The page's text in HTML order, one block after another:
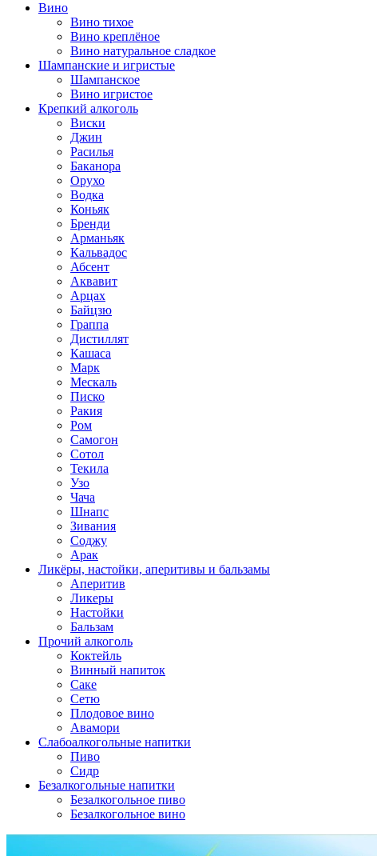
Вино
Вино тихое
Вино креплёное
Вино натуральное сладкое
Шампанские и игристые
Шампанское
Вино игристое
Крепкий алкоголь
Виски
Джин
Расилья
Баканора
Орухо
Водка
Коньяк
Бренди
Арманьяк
Кальвадос
Абсент
Аквавит
Арцах
Байцзю
Граппа
Дистиллят
Кашаса
Марк
Мескаль
Писко
Ракия
Ром
Самогон
Сотол
Текила
Узо
Чача
Шнапс
Зивания
Соджу
Арак
Ликёры, настойки, аперитивы и бальзамы
Аперитив
Ликеры
Настойки
Бальзам
Прочий алкоголь
Коктейль
Винный напиток
Саке
Сетю
Плодовое вино
Авамори
Слабоалкогольные напитки
Пиво
Сидр
Безалкогольные напитки
Безалкогольное пиво
Безалкогольное вино